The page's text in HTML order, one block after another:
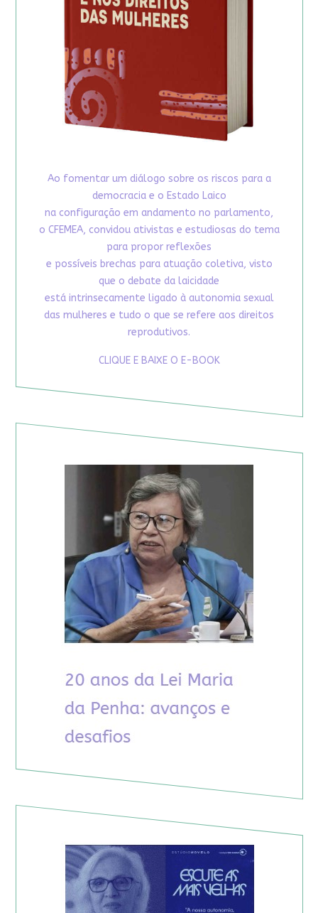
Ao fomentar um diálogo sobre os riscos para a
democracia e o Estado Laico
na configuração em andamento no parlamento,
o CFEMEA, convidou ativistas e estudiosas do tema
para propor reflexões
e possíveis brechas para atuação coletiva, visto
que o debate da laicidade
está intrinsecamente ligado à autonomia sexual
das mulheres e tudo o que se refere aos direitos
reprodutivos.
CLIQUE E BAIXE O E-BOOK